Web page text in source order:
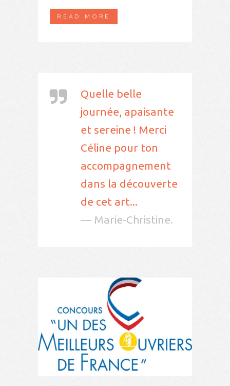
READ MORE
Quelle belle
journée, apaisante
et sereine ! Merci
Céline pour ton
accompagnement
dans la découverte
de cet art...
— Marie-Christine.